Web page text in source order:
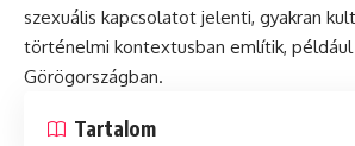
szexuális kapcsolatot jelenti, gyakran
történelmi kontextusban említik, például
Görögországban.
Tartalom